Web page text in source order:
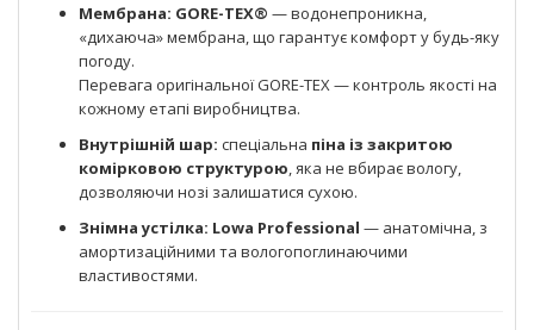
Мембрана: GORE-TEX® — водонепроникна,
«дихаюча» мембрана, що гарантує комфорт у будь-яку
погоду.
Перевага оригінальної GORE-TEX — контроль якості на
кожному етапі виробництва.
Внутрішній шар: спеціальна піна із закритою
комірковою структурою, яка не вбирає вологу,
дозволяючи нозі залишатися сухою.
Знімна устілка: Lowa Professional — анатомічна, з
амортизаційними та вологопоглинаючими
властивостями.